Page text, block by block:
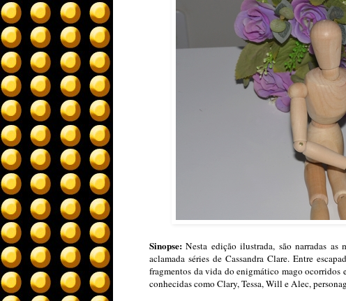
Sinopse: Nesta edição ilustrada, são narradas
aclamada séries de Cassandra Clare. Entre
fragmentos da vida do enigmático mago ocorridos
conhecidas como Clary, Tessa, Will e Alec,